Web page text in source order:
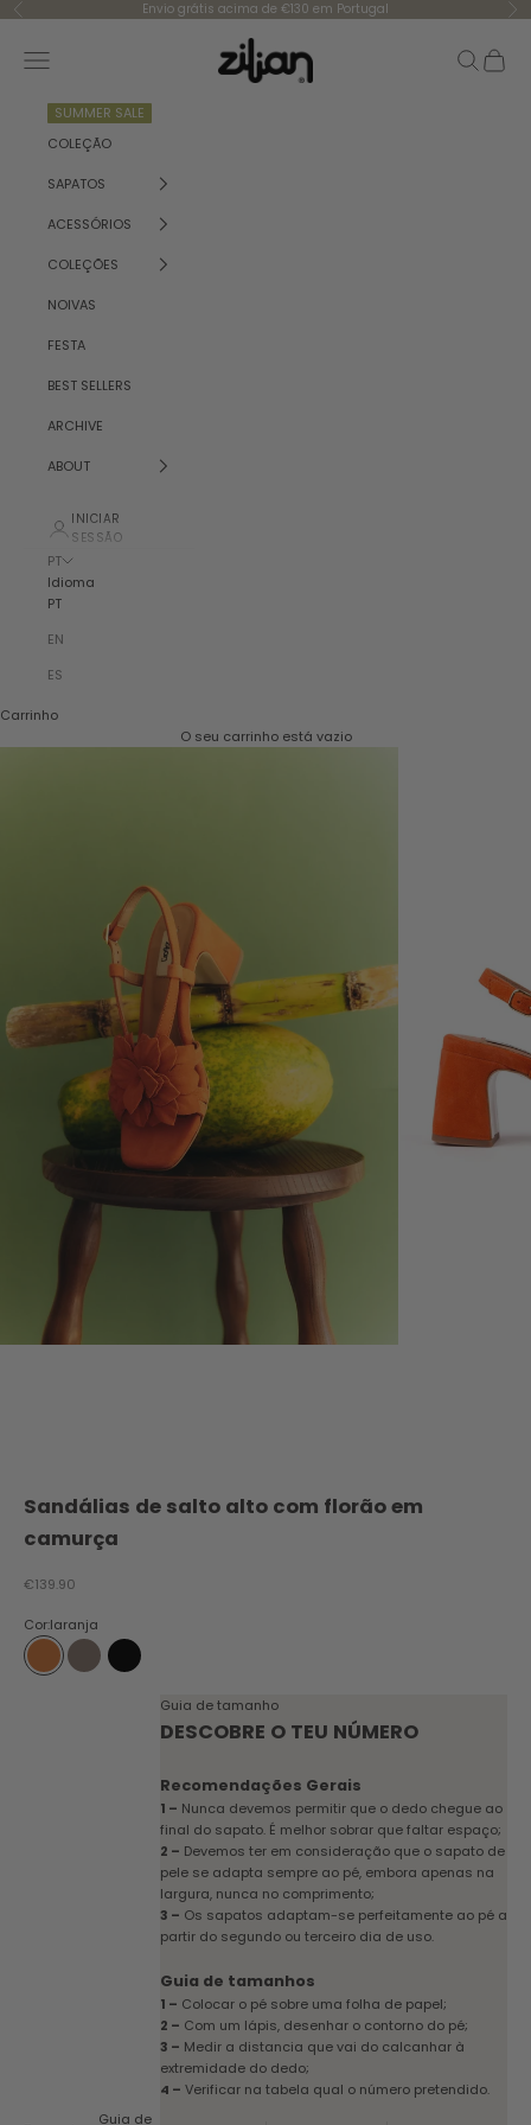
Saltar para o conteúdo
Anterior Envio grátis acima de €130 em Portugal
Zilian
Menu Pesquisar
SUMMER SALE
COLEÇÃO
SAPATOS
ACESSÓRIOS
COLEÇÕES
NOIVAS
FESTA
BEST SELLERS
ARCHIVE
ABOUT
INICIAR
SESSÃO
PT
Idioma
PT
EN
ES
Carrinho
O seu carrinho está vazio
Sandálias de salto alto com florão em
camurça
Preço promocional
€139.90
Cor:laranja
laranjatoupeirapreto
Guia de
Guia de tamanho
DESCOBRE O TEU NÚMERO
Recomendações Gerais
1 – Nunca devemos permitir que o dedo chegue ao
final do sapato. É melhor sobrar que faltar espaço;
2 – Devemos ter em consideração que o sapato de
pele se adapta sempre ao pé, embora apenas na
largura, nunca no comprimento;
3 – Os sapatos adaptam-se perfeitamente ao pé a
partir do segundo ou terceiro dia de uso.
Guia de tamanhos
1 – Colocar o pé sobre uma folha de papel;
2 – Com um lápis, desenhar o contorno do pé;
3 – Medir a distancia que vai do calcanhar à
extremidade do dedo;
4 – Verificar na tabela qual o número pretendido.